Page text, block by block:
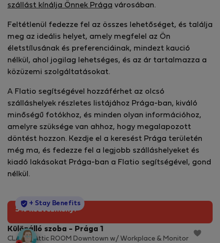
szállást kínálja Önnek Prága városában.
Feltétlenül fedezze fel az összes lehetőséget, és találja
meg az ideális helyet, amely megfelel az Ön
életstílusának és preferenciáinak, mindezt kaució
nélkül, ahol jogilag lehetséges, és az ár tartalmazza a
közüzemi szolgáltatásokat.
A Flatio segítségével hozzáférhet az olcsó
szálláshelyek részletes listájához Prága-ban, kiváló
minőségű fotókhoz, és minden olyan információhoz,
amelyre szüksége van ahhoz, hogy megalapozott
döntést hozzon. Kezdje el a keresést Prága területén
még ma, és fedezze fel a legjobb szálláshelyeket és
kiadó lakásokat Prága-ban a Flatio segítségével, gond
nélkül.
5% kedvezmény!
StayProtection
+ Stay Benefits
Különálló szoba - Prága 1
CLASSY Attic ROOM Downtown w/ Workplace & Monitor